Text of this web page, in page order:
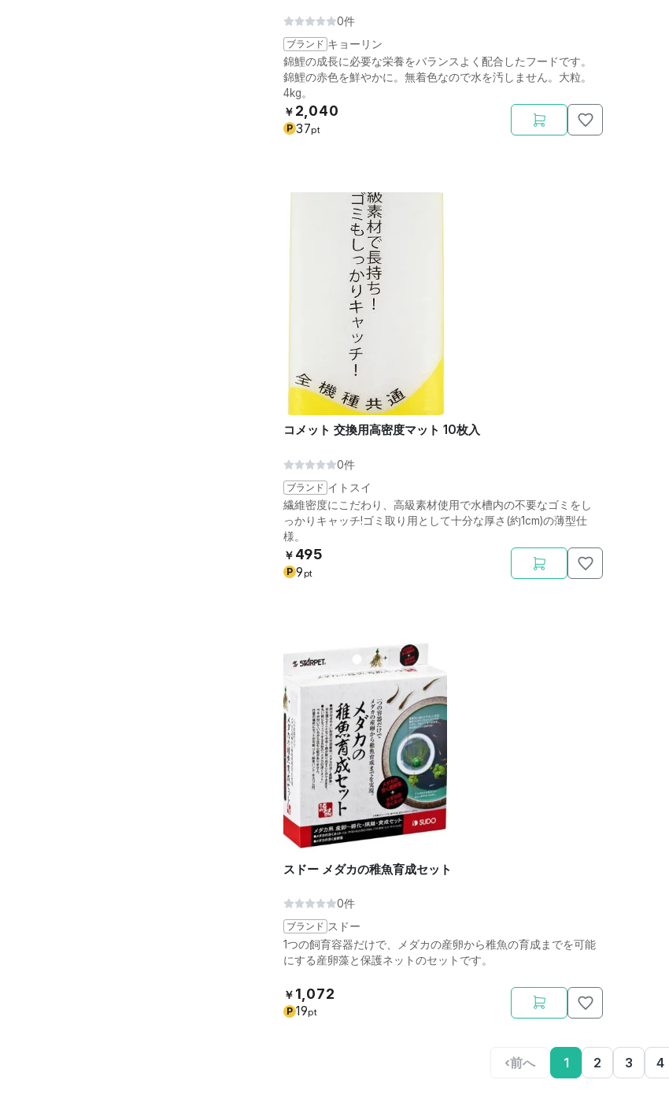
0件
ブランド キョーリン
錦鯉の成長に必要な栄養をバランスよく配合したフードです。
錦鯉の赤色を鮮やかに。無着色なので水を汚しません。大粒。
4kg。
￥ 2,040
P 37pt
コメット 交換用高密度マット 10枚入
0件
ブランド イトスイ
繊維密度にこだわり、高級素材使用で水槽内の不要なゴミをし
っかりキャッチ!ゴミ取り用として十分な厚さ(約1cm)の薄型仕
様。
￥ 495
P 9 pt
スドー メダカの稚魚育成セット
0件
ブランド スドー
1つの飼育容器だけで、メダカの産卵から稚魚の育成までを可能
にする産卵藻と保護ネットのセットです。
￥ 1,072
P 19pt
‹前へ 1 2 3 4